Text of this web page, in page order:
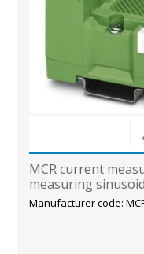
MCR current
measuring
sinusoidal
Manufacturer code: